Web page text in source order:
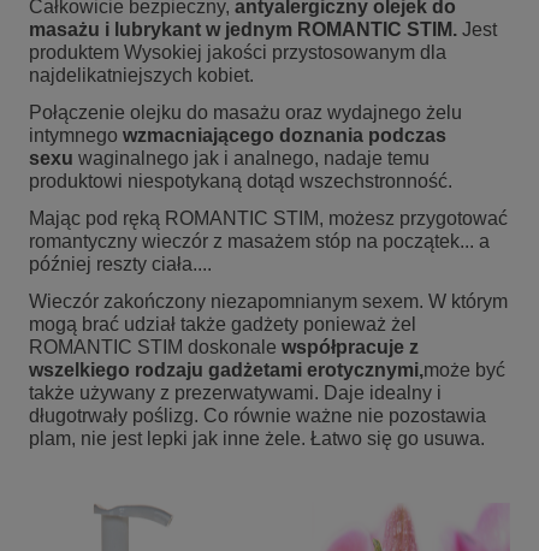
Całkowicie bezpieczny, antyalergiczny olejek do
masażu i lubrykant w jednym ROMANTIC STIM. Jest
produktem Wysokiej jakości przystosowanym dla
najdelikatniejszych kobiet.
Połączenie olejku do masażu oraz wydajnego żelu
intymnego wzmacniającego doznania podczas
sexu waginalnego jak i analnego, nadaje temu
produktowi niespotykaną dotąd wszechstronność.
Mając pod ręką ROMANTIC STIM, możesz przygotować
romantyczny wieczór z masażem stóp na początek... a
później reszty ciała....
Wieczór zakończony niezapomnianym sexem. W którym
mogą brać udział także gadżety ponieważ żel
ROMANTIC STIM doskonale współpracuje z
wszelkiego rodzaju gadżetami erotycznymi,może być
także używany z prezerwatywami. Daje idealny i
długotrwały poślizg. Co równie ważne nie pozostawia
plam, nie jest lepki jak inne żele. Łatwo się go usuwa.